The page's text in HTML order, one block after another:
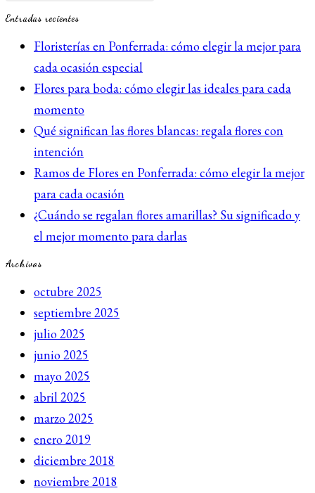
las
mejores
opciones
cada
Entradas recientes
Floristerías en Ponferrada: cómo elegir la mejor para
cada ocasión especial
Flores para boda: cómo elegir las ideales para cada
momento
Qué significan las flores blancas: regala flores con
intención
Ramos de Flores en Ponferrada: cómo elegir la mejor
para cada ocasión
¿Cuándo se regalan flores amarillas? Su significado y
el mejor momento para darlas
Archivos
octubre 2025
septiembre 2025
julio 2025
junio 2025
mayo 2025
abril 2025
marzo 2025
enero 2019
diciembre 2018
noviembre 2018